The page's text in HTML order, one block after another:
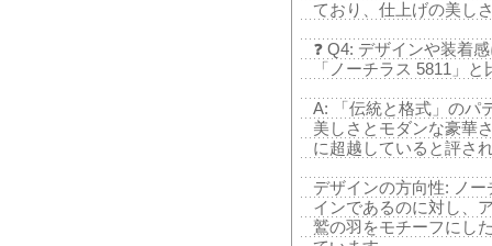
ており、仕上げの美し
❓ Q4: デザインや装着
「ノーチラス 5811」
A: 「伝統と格式」のパ
美しさとモダンな豪華
に超越していると評さ
デザインの方向性: ノ
インであるのに対し、
鷲の羽をモチーフにし